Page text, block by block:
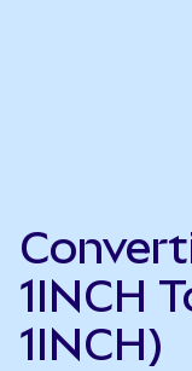
1INCH
1INCH)